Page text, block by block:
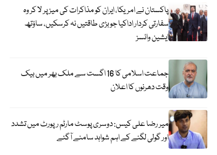
پاکستان نے امریکا، ایران کو مذاکرات کی میز پر لا کر وہ
سفارتی کردار اداکیا جو بڑی طاقتیں نہ کرسکیں، ساؤتھ
ایشین وائسز
جماعت اسلامی کا 16 اگست سے ملک بھر میں بیک
وقت دھرنوں کا اعلان
میر رضا علی کیس: دوسری پوسٹ مارٹم رپورٹ میں تشدد
اور گولی لگنے کے اہم شواہد سامنے آگئے